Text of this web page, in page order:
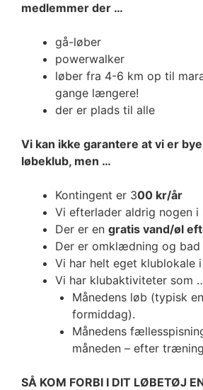
medlemmer der …
gå-løber
powerwalker
løber fra 4-6 km op til
gange længere!
der er plads til alle
Vi kan ikke garantere at vi er
løbeklub, men …
Kontingent er 300 kr/år
Vi efterlader aldrig nogen i
Der er en gratis vand/øl
Der er omklædning og bad
Vi har helt eget klublokale
Vi har klubaktiviteter som
Månedens løb (typisk
formiddag).
Månedens
måneden – efter
SÅ KOM FORBI I DIT LØBETØJ